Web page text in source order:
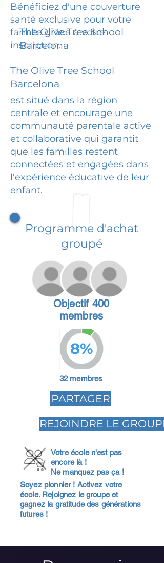
Bénéficiez d'une couverture
santé exclusive pour votre
famille grâce à votre
inscription.
The Olive Tree School
Barcelona
The Olive Tree School
Barcelona
est situé dans la région
centrale et encourage une
communauté parentale active
et collaborative qui garantit
que les familles restent
connectées et engagées dans
l'expérience éducative de leur
enfant.
Programme d'achat
groupé
Objectif 400
membres
8%
32 membres
PARTAGER
REJOINDRE LE GROUPE
Votre école n'est pas
encore là !
Ne manquez pas ça !
Soyez pionnier ! Activez votre
école. Rejoignez le groupe et
gagnez la gratitude des générations
futures !